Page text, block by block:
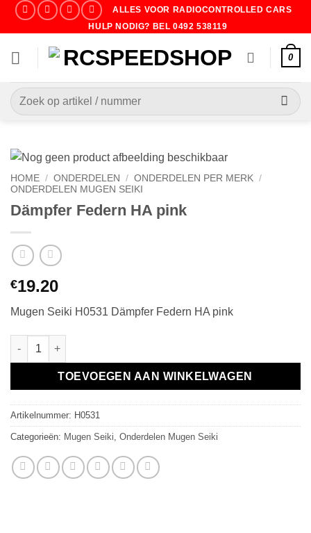
ALLES VOOR RADIOCONTROLLED CARS
HULP NODIG? BEL 0492 538119
0
Zoeken
naar:
HOME / ONDERDELEN / ONDERDELEN PER MERK /
ONDERDELEN MUGEN SEIKI
Dämpfer Federn HA pink
€19.20
Mugen Seiki H0531 Dämpfer Federn HA pink
Dämpfer Federn HA pink aantal
TOEVOEGEN AAN WINKELWAGEN
Artikelnummer: H0531
Categorieën: Mugen Seiki Onderdelen Mugen Seiki